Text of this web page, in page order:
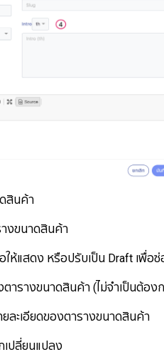
สินค้า
งขนาดสินค้า
แสดง หรือปรับเป็น Draft เพื่อซ่
างขนาดสินค้า (ไม่จำเป็นต้อง
เอียดของตารางขนาดสินค้า
ปลี่ยนแปลง